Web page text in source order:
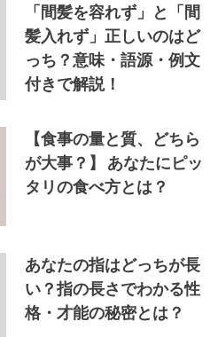
「間髪を容れず」と「間
髪入れず」正しいのはど
っち？意味・語源・例文
付きで解説！
【食事の量と質、どちら
が大事？】 あなたにピッ
タリの食べ方とは？
あなたの指はどっちが長
い？指の長さでわかる性
格・才能の秘密とは？